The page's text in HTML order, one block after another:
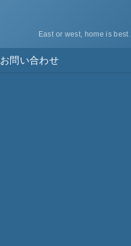
East or west, home is best.
お問い合わせ